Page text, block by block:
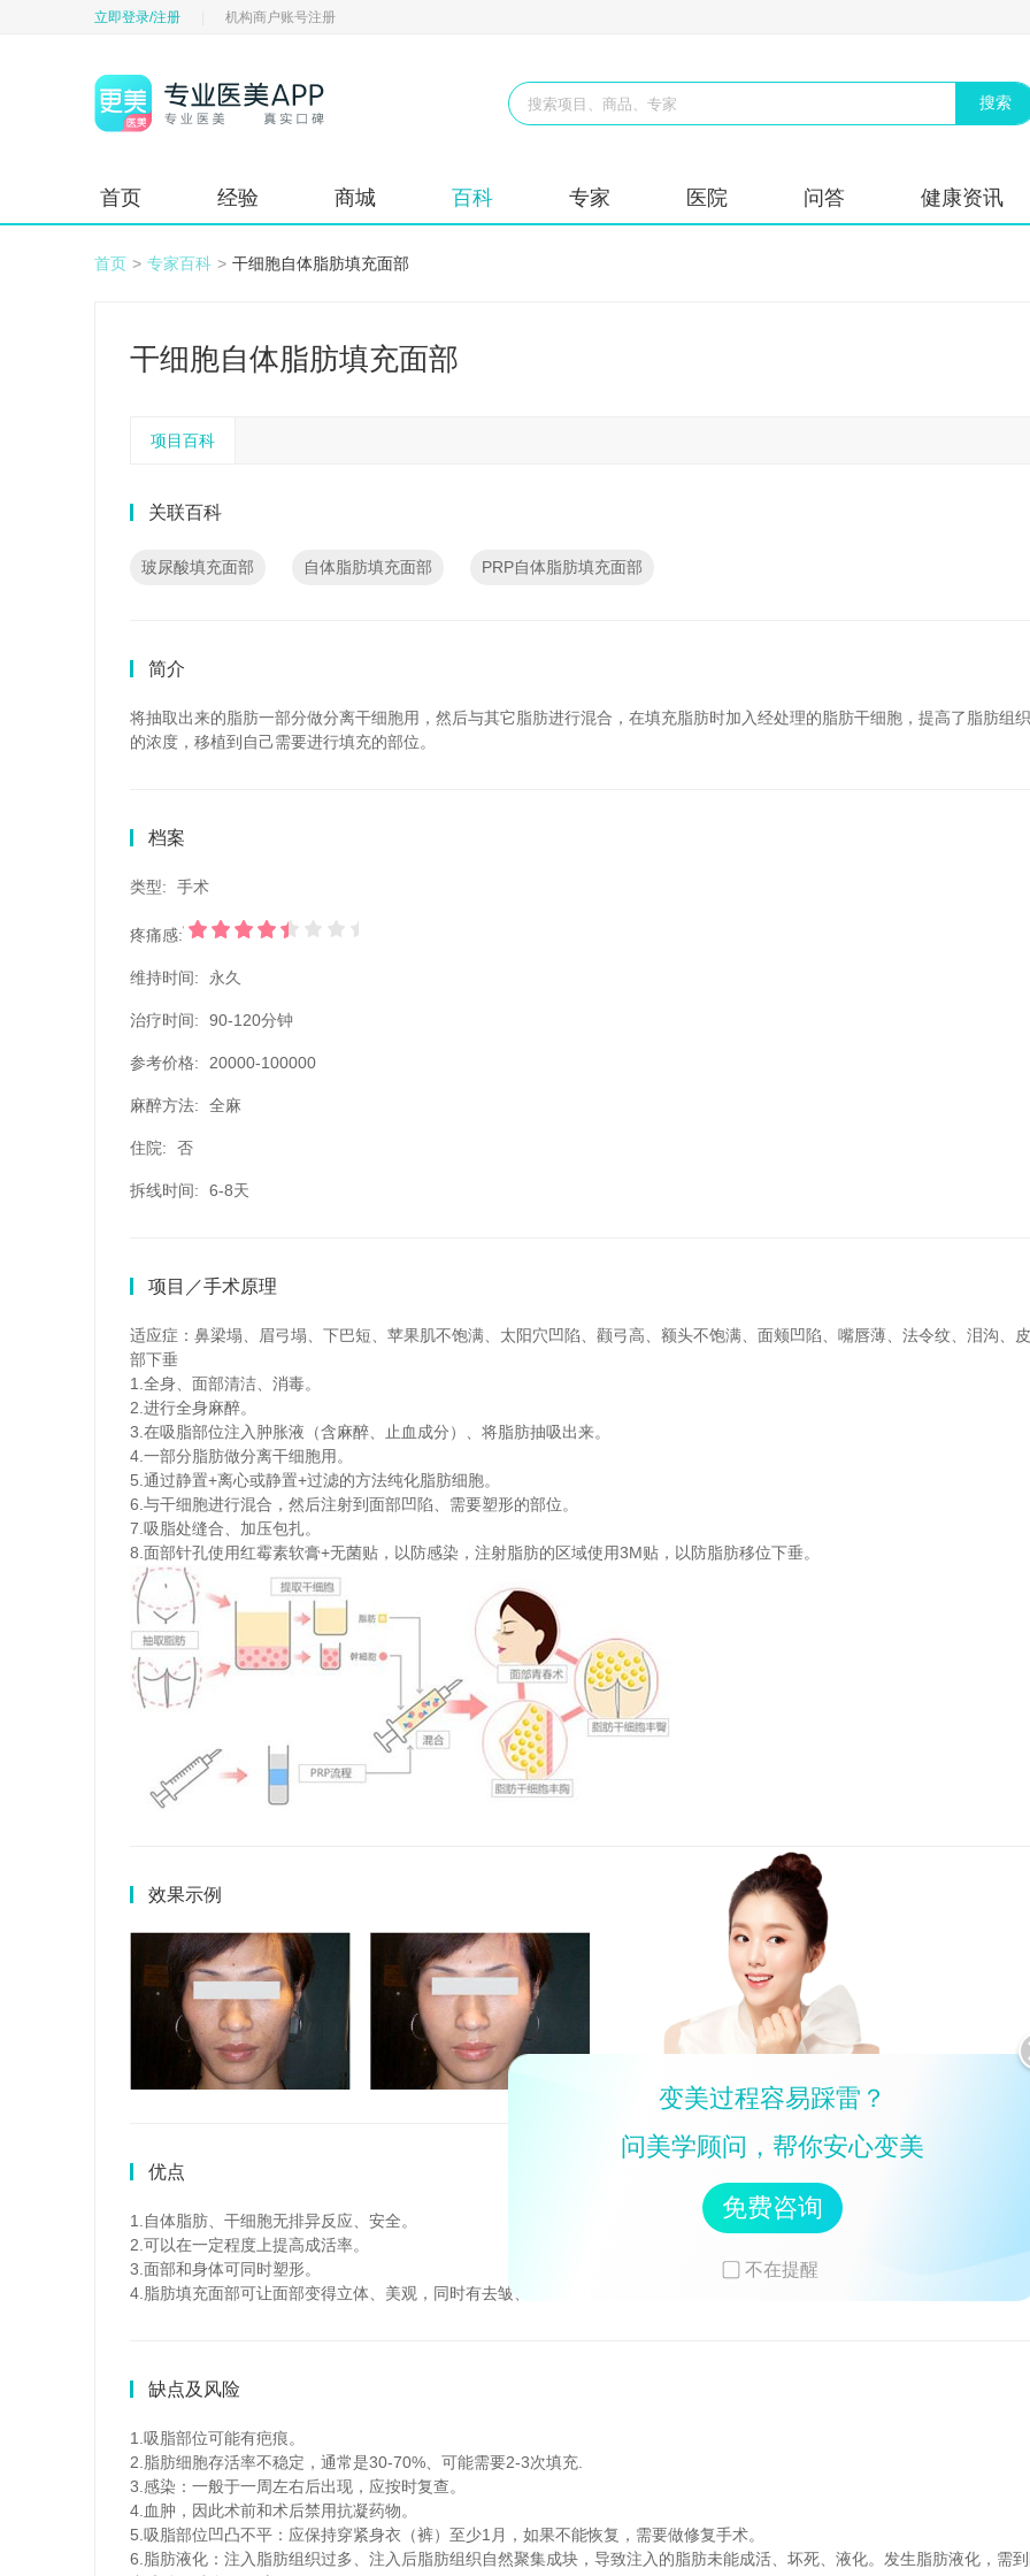
立即登录/注册 机构商户账号注册
首页 经验 商城 百科 专家 医院 问答 健康资讯
变美过程容易踩雷？
问美学顾问，帮你安心变美
免费咨询
不在提醒
首页 > 专家百科 > 干细胞自体脂肪填充面部
干细胞自体脂肪填充面部
项目百科
关联百科
玻尿酸填充面部 自体脂肪填充面部 PRP自体脂肪填充面部
简介
将抽取出来的脂肪一部分做分离干细胞用，然后与其它脂肪进行混合，在填充脂肪时加入经处理的脂肪干细胞，提高了脂肪组
的浓度，移植到自己需要进行填充的部位。
档案
类型: 手术
疼痛感:
维持时间: 永久
治疗时间: 90-120分钟
参考价格: 20000-100000
麻醉方法: 全麻
住院: 否
拆线时间: 6-8天
项目／手术原理
适应症：鼻梁塌、眉弓塌、下巴短、苹果肌不饱满、太阳穴凹陷、颧弓高、额头不饱满、面颊凹陷、嘴唇薄、法令纹、泪沟、
部下垂
1.全身、面部清洁、消毒。
2.进行全身麻醉。
3.在吸脂部位注入肿胀液（含麻醉、止血成分）、将脂肪抽吸出来。
4.一部分脂肪做分离干细胞用。
5.通过静置+离心或静置+过滤的方法纯化脂肪细胞。
6.与干细胞进行混合，然后注射到面部凹陷、需要塑形的部位。
7.吸脂处缝合、加压包扎。
8.面部针孔使用红霉素软膏+无菌贴，以防感染，注射脂肪的区域使用3M贴，以防脂肪移位下垂。
效果示例
优点
1.自体脂肪、干细胞无排异反应、安全。
2.可以在一定程度上提高成活率。
3.面部和身体可同时塑形。
4.脂肪填充面部可让面部变得立体、美观，同时有去皱、抗衰、改善肤质的作用。
缺点及风险
1.吸脂部位可能有疤痕。
2.脂肪细胞存活率不稳定，通常是30-70%、可能需要2-3次填充.
3.感染：一般于一周左右后出现，应按时复查。
4.血肿，因此术前和术后禁用抗凝药物。
5.吸脂部位凹凸不平：应保持穿紧身衣（裤）至少1月，如果不能恢复，需要做修复手术。
6.脂肪液化：注入脂肪组织过多、注入后脂肪组织自然聚集成块，导致注入的脂肪未能成活、坏死、液化。发生脂肪液化，需